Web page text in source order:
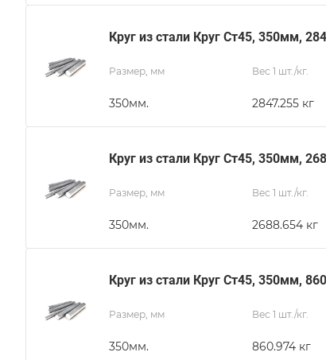
Круг из стали Круг Ст45, 350мм,
Размер, мм
350мм.
Вес 1 шт./кг.
2847.255 кг
Круг из стали Круг Ст45, 350мм,
Размер, мм
350мм.
Вес 1 шт./кг.
2688.654 кг
Круг из стали Круг Ст45, 350мм,
Размер, мм
350мм.
Вес 1 шт./кг.
860.974 кг